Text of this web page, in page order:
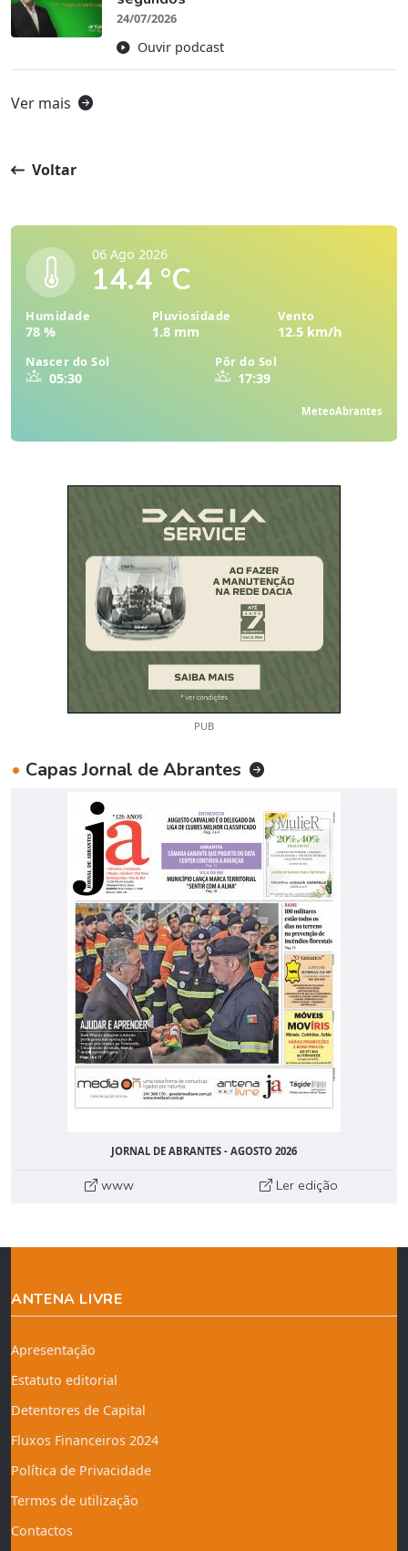
24/07/2026
Ouvir podcast
Ver mais
Voltar
06 Ago 2026
14.4 °C
Humidade
78 %
Pluviosidade
1.8 mm
Vento
12.5 km/h
Nascer do Sol
05:30
Pôr do Sol
17:39
MeteoAbrantes
PUB
• Capas Jornal de Abrantes
JORNAL DE ABRANTES - AGOSTO 2026
www Ler edição
ANTENA LIVRE
Apresentação
Estatuto editorial
Detentores de Capital
Fluxos Financeiros 2024
Política de Privacidade
Termos de utilização
Contactos